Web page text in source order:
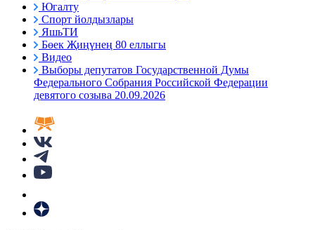
Югалту
Спорт йолдызлары
ЯшьТИ
Бөек Җиңүнең 80 еллыгы
Видео
Выборы депутатов Государственной Думы
Федерального Собрания Российской Федерации
девятого созыва 20.09.2026